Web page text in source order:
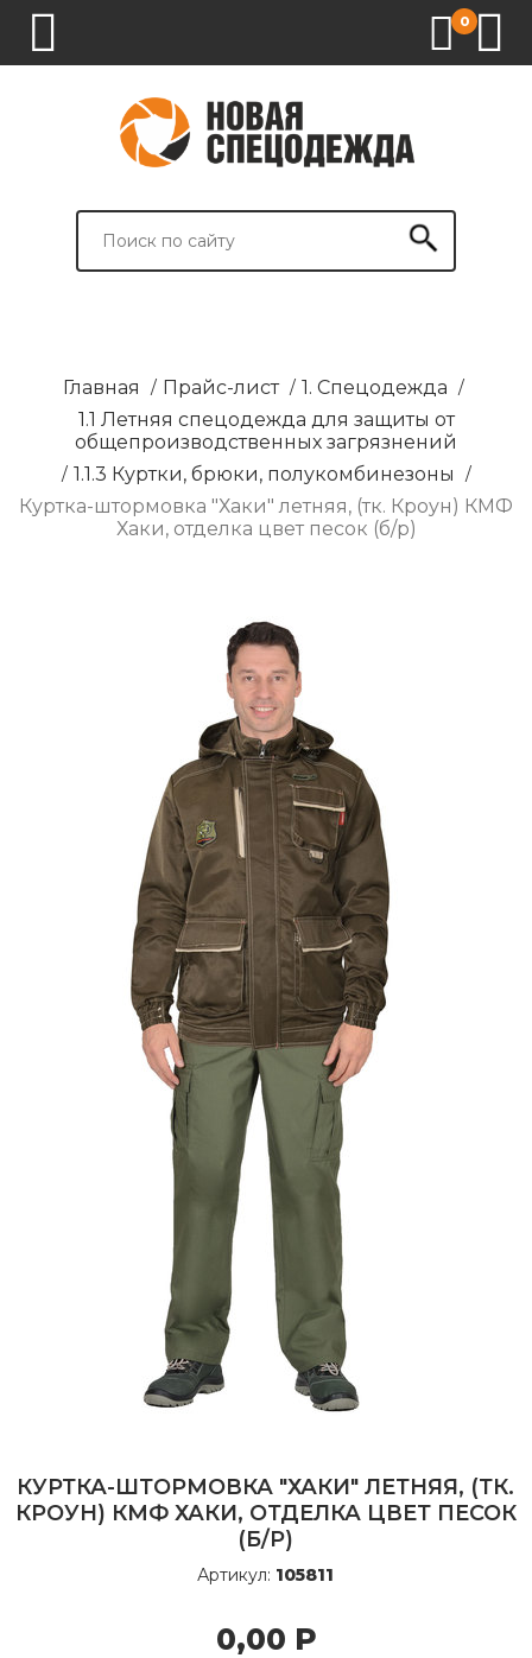
0
СПЕЦОДЕЖДА
СПЕЦОБУВЬ
СРЕДСТВА
ВСПОМОГАТЕЛЬНЫЕ
БРЕНДИРОВАНИЕ
Главная / Прайс-лист / 1. Спецодежда /
1.1 Летняя спецодежда для защиты от
общепроизводственных загрязнений
/ 1.1.3 Куртки, брюки, полукомбинезоны /
Куртка-штормовка "Хаки" летняя, (тк. Кроун) КМФ
Хаки, отделка цвет песок (б/р)
КУРТКА-ШТОРМОВКА "ХАКИ" ЛЕТНЯЯ, (ТК.
КРОУН) КМФ ХАКИ, ОТДЕЛКА ЦВЕТ ПЕСОК
(Б/Р)
Артикул: 105811
0,00 Р